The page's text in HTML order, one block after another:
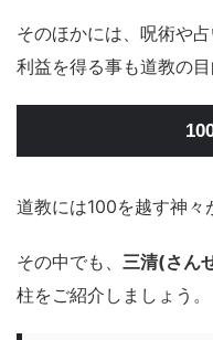
そのほかには、呪術や
利益を得る事も道教の目
道教には100を越す神々
その中でも、 三清(さん
柱をご紹介しましょう。